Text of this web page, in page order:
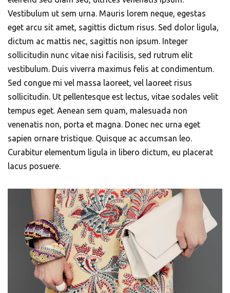
Vestibulum ut sem urna. Mauris lorem neque, egestas
eget arcu sit amet, sagittis dictum risus. Sed dolor ligula,
dictum ac mattis nec, sagittis non ipsum. Integer
sollicitudin nunc vitae nisi facilisis, sed rutrum elit
vestibulum. Duis viverra maximus felis at condimentum.
Sed congue mi vel massa laoreet, vel laoreet risus
sollicitudin. Ut pellentesque est lectus, vitae sodales velit
tempus eget. Aenean sem quam, malesuada non
venenatis non, porta et magna. Donec nec urna eget
sapien ornare tristique. Quisque ac accumsan leo.
Curabitur elementum ligula in libero dictum, eu placerat
lacus posuere.